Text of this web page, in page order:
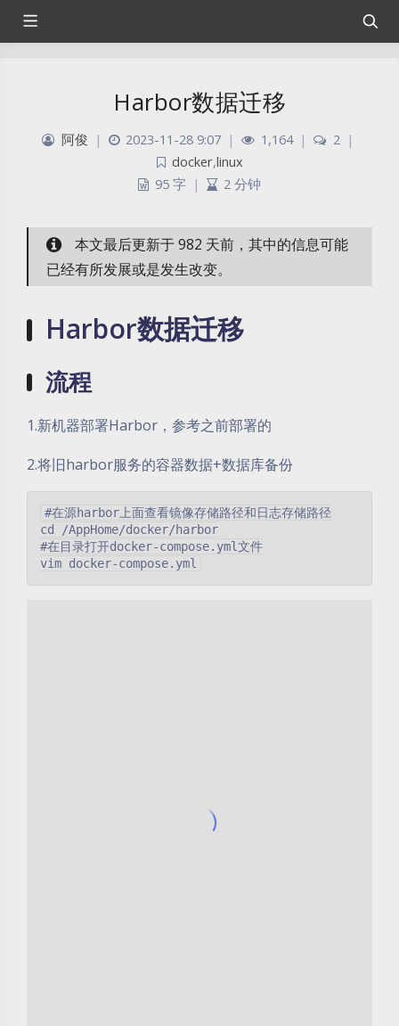
Harbor数据迁移
阿俊 | 2023-11-28 9:07 | 1,164 | 2 |
docker,linux
95 字 | 2 分钟
本文最后更新于 982 天前，其中的信息可能
已经有所发展或是发生改变。
Harbor数据迁移
流程
1.新机器部署Harbor，参考之前部署的
2.将旧harbor服务的容器数据+数据库备份
#在源harbor上面查看镜像存储路径和日志存储路径
cd /AppHome/docker/harbor
#在目录打开docker-compose.yml文件